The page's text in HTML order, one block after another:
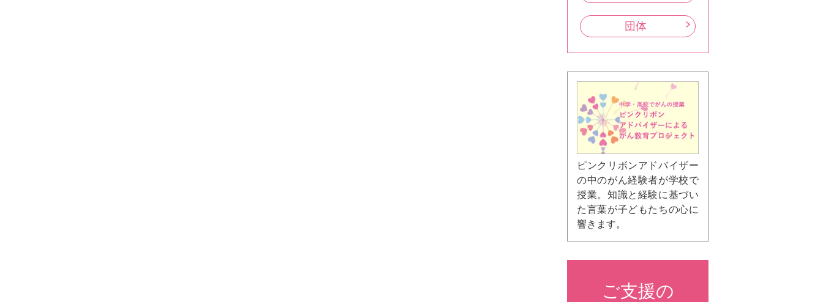
団体
ピンクリボンアドバイザー
の中のがん経験者が学校で
授業。知識と経験に基づい
た言葉が子どもたちの心に
響きます。
ご支援の